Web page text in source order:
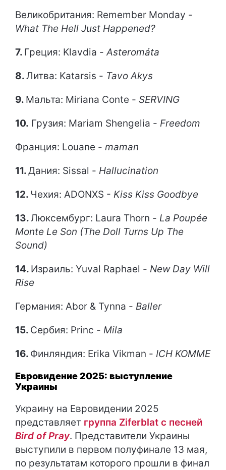
Великобритания: Remember Monday -
What The Hell Just Happened?
7. Греция: Klavdia - Asteromáta
8.Литва: Katarsis - Tavo Akys
9. Мальта: Miriana Conte - SERVING
10. Грузия: Mariam Shengelia - Freedom
Франция: Louane - maman
11.Дания: Sissal - Hallucination
12. Чехия: ADONXS - Kiss Kiss Goodbye
13.Люксембург: Laura Thorn - La Poupée
Monte Le Son (The Doll Turns Up The
Sound)
14. Израиль: Yuval Raphael - New Day Will
Rise
Германия: Abor & Tynna - Baller
15. Сербия: Princ - Mila
16. Финляндия: Erika Vikman - ICH KOMME
Евровидение 2025: выступление
Украины
Украину на Евровидении 2025
представляет группа Ziferblat с песней
Bird of Pray. Представители Украины
выступили в первом полуфинале 13 мая,
по результатам которого прошли в финал